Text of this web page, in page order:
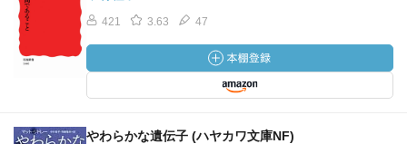
421 3.63 47
やわらかな遺伝子 (ハヤカワ文庫NF)